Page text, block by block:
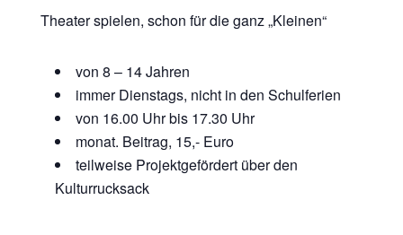
Theater spielen, schon für die ganz „Kleinen“
von 8 – 14 Jahren
immer Dienstags, nicht in den Schulferien
von 16.00 Uhr bis 17.30 Uhr
monat. Beitrag, 15,- Euro
teilweise Projektgefördert über den
Kulturrucksack